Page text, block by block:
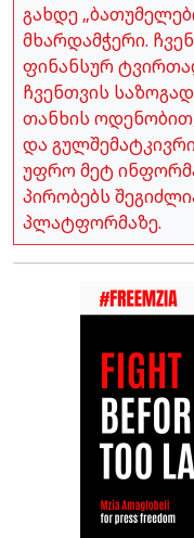
გახდე
მხარდამჭერი.
ფინანსურ
ჩვენთვის
თანხის
და
უფრო მეტ
პირობებს
პლატფორმაზე.